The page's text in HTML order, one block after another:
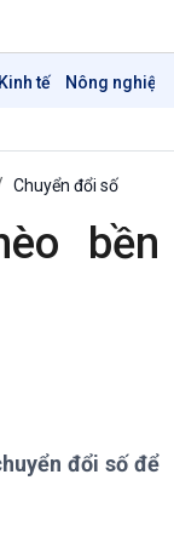
Kinh tế Nông nghiệp
Chuyển đổi số
bền
đổi số để